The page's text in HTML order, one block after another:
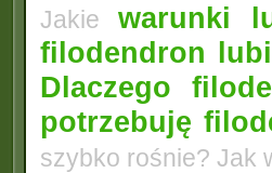
Jakie warunki
filodendron
Dlaczego
potrzebuję
szybko rośnie? Jak